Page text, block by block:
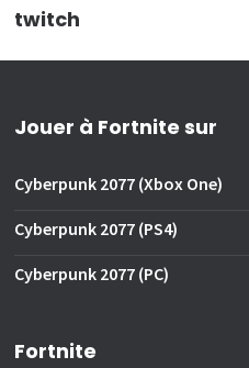
twitch
Jouer à Fortnite sur
Cyberpunk 2077 (Xbox One)
Cyberpunk 2077 (PS4)
Cyberpunk 2077 (PC)
Fortnite